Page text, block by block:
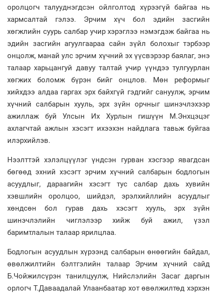
оролцогч талууднэгдсэн ойлголтод хүрээгүй байгаа нь
хармсалтай гэлээ. Эрчим хүч бол эдийн засгийн
хөгжлийн суурь салбар учир хэрэглээ нэмэгдэж байгаа нь
эдийн засгийн агуулгаараа сайн зүйл болохыг тэрбээр
онцолж, манай улс эрчим хүчний эх үүсвэрээр баялаг, энэ
талаар харьцангуй давуу талтай учир үүндээ тулгуурлан
хөгжих боломж бүрэн бийг онцлов. Мөн реформыг
хийхдээ алдаа гаргах эрх байхгүй гэдгийг сануулж, эрчим
хүчний салбарын хууль, эрх зүйн орчныг шинэчлэхээр
ажиллаж буй Улсын Их Хурлын гишүүн М.Энхцэцэг
ахлагчтай ажлын хэсэгт ихээхэн найдлага тавьж буйгаа
илэрхийлэв.
Нээлттэй хэлэлцүүлэг үндсэн гурван хэсгээр явагдсан
бөгөөд эхний хэсэгт эрчим хүчний салбарын бодлогын
асуудлыг, дараагийн хэсэгт тус салбар дахь хувийн
хэвшлийн оролцоо, шийдэл, эрэлхийллийн асуудлыг
хөндсөн бол гурав дахь хэсэгт хууль, эрх зүйн
шинэчлэлийн чиглэлээр хийж буй ажил, үзэл
баримтлалын талаар ярилцлаа.
Бодлогын асуудлын хүрээнд салбарын өнөөгийн байдал,
өвөлжилтийн бэлтгэлийн талаар Эрчим хүчний сайд
Б.Чойжилсүрэн танилцуулж, Нийслэлийн Засаг даргын
орлогч Т.Даваадалай Улаанбаатар хот өвөлжилтөд хэрхэн